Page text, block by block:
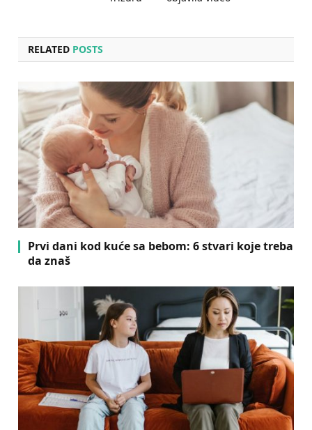
RELATED POSTS
Prvi dani kod kuće sa bebom: 6 stvari koje treba
da znaš